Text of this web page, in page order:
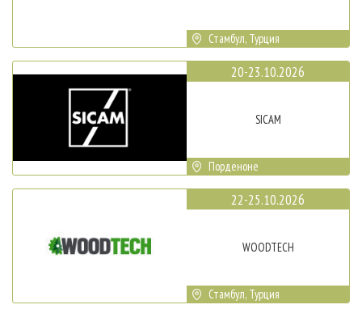
Стамбул, Турция
20-23.10.2026
SICAM
Порденоне
22-25.10.2026
WOODTECH
Стамбул, Турция